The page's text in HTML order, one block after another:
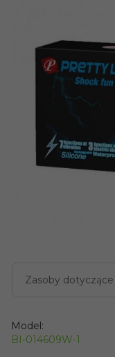
Zasoby
Model:
BI-014609W-1